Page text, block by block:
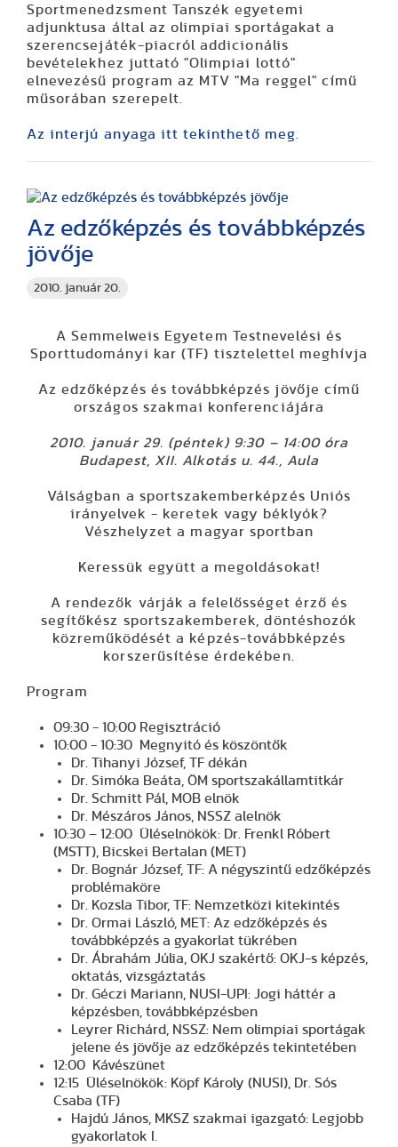
Sportmenedzsment Tanszék egyetemi
adjunktusa által az olimpiai sportágakat a
szerencsejáték-piacról addicionális
bevételekhez juttató "Olimpiai lottó"
elnevezésű program az MTV "Ma reggel" című
műsorában szerepelt.
Az interjú anyaga itt tekinthető meg.
2010. január 20.
Az edzőképzés és továbbképzés
jövője
A Semmelweis Egyetem Testnevelési és
Sporttudományi kar (TF) tisztelettel meghívja
Az edzőképzés és továbbképzés jövője című
országos szakmai konferenciájára
2010. január 29. (péntek) 9:30 – 14:00 óra
Budapest, XII. Alkotás u. 44., Aula
Válságban a sportszakemberképzés Uniós
irányelvek - keretek vagy béklyók?
Vészhelyzet a magyar sportban
Keressük együtt a megoldásokat!
A rendezők várják a felelősséget érző és
segítőkész sportszakemberek, döntéshozók
közreműködését a képzés-továbbképzés
korszerűsítése érdekében.
Program
09:30 - 10:00 Regisztráció
10:00 - 10:30 Megnyitó és köszöntők
Dr. Tihanyi József, TF dékán
Dr. Simóka Beáta, ÖM sportszakállamtitkár
Dr. Schmitt Pál, MOB elnök
Dr. Mészáros János, NSSZ alelnök
10:30 – 12:00 Üléselnökök: Dr. Frenkl Róbert
(MSTT), Bicskei Bertalan (MET)
Dr. Bognár József, TF: A négyszintű edzőképzés
problémaköre
Dr. Kozsla Tibor, TF: Nemzetközi kitekintés
Dr. Ormai László, MET: Az edzőképzés és
továbbképzés a gyakorlat tükrében
Dr. Ábrahám Júlia, OKJ szakértő: OKJ-s képzés,
oktatás, vizsgáztatás
Dr. Géczi Mariann, NUSI-UPI: Jogi háttér a
képzésben, továbbképzésben
Leyrer Richárd, NSSZ: Nem olimpiai sportágak
jelene és jövője az edzőképzés tekintetében
12:00 Kávészünet
12:15 Üléselnökök: Köpf Károly (NUSI), Dr. Sós
Csaba (TF)
Hajdú János, MKSZ szakmai igazgató: Legjobb
gyakorlatok I.